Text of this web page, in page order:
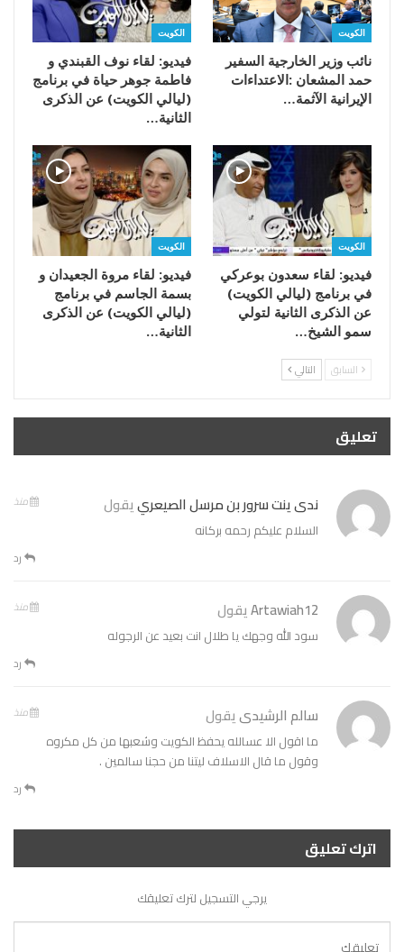
الكويت
‬الإيرانية‭ ‬الآثمة‭…
الكويت
فيديو: لقاء نوف القبندي و
فاطمة جوهر حياة في برنامج
(ليالي الكويت) عن الذكرى
الثانية…
الكويت
فيديو: لقاء سعدون بوعركي
في برنامج (ليالي الكويت)
عن الذكرى الثانية لتولي
سمو الشيخ…
الكويت
فيديو: لقاء مروة الجعيدان و
بسمة الجاسم في برنامج
(ليالي الكويت) عن الذكرى
الثانية…
السابق التالي
تعليق
ندى ينت سرور بن مرسل الصيعرييقول منذ
السلام عليكم رحمه بركانه
رد
Artawiah12يقول منذ
سود الله وجهك يا طلال انت بعيد عن الرجوله
رد
سالم الرشيدىيقول منذ
ما اقول الا عسالله يحفظ الكويت وشعبها من كل مكروه
وقول ما قال الاسلاف ليتنا من حجنا سالمين .
رد
اترك تعليق
يرجي التسجيل لترك تعليقك